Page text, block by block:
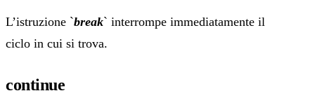
L’istruzione `break` interrompe immediatamente il
ciclo in cui si trova.
continue